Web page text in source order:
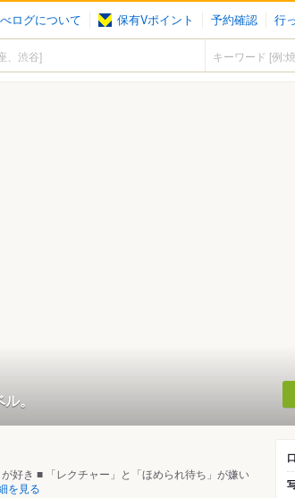
ログについて 保有Vポイント 予約確認 行
。
好き ■ 「レクチャー」と「ほめられ待ち」が嫌い
を見る